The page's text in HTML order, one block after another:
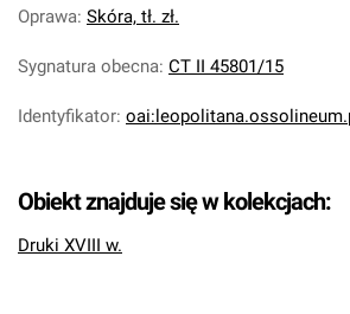
Oprawa: Skóra, tł. zł.
Sygnatura obecna: CT II 45801/15
Identyfikator:
Obiekt znajduje się w kolekcjach:
Druki XVIII w.